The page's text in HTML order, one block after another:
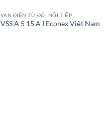
VAN ĐIỆN TỪ ĐÔI NỐI TIẾP
VSS A 5 15 A I Econex Việt Nam